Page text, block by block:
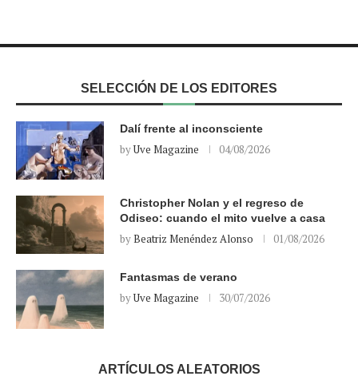
SELECCIÓN DE LOS EDITORES
Dalí frente al inconsciente
byUve Magazine 04/08/2026
Christopher Nolan y el regreso de
Odiseo: cuando el mito vuelve a casa
byBeatriz Menéndez Alonso 01/08/2026
Fantasmas de verano
byUve Magazine 30/07/2026
ARTÍCULOS ALEATORIOS